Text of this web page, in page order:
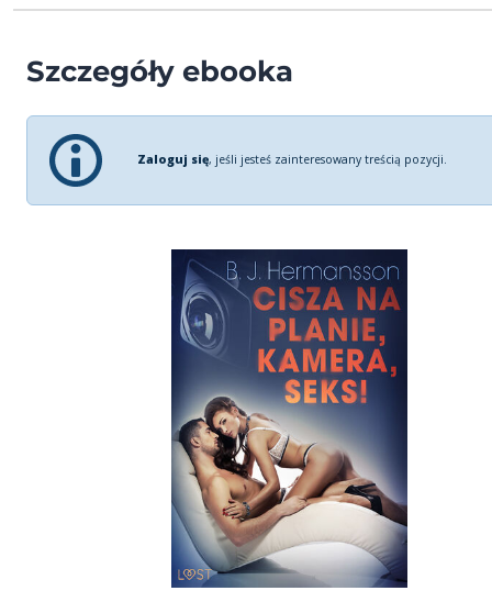
Szczegóły ebooka
Zaloguj się, jeśli jesteś zainteresowany treścią pozycji.